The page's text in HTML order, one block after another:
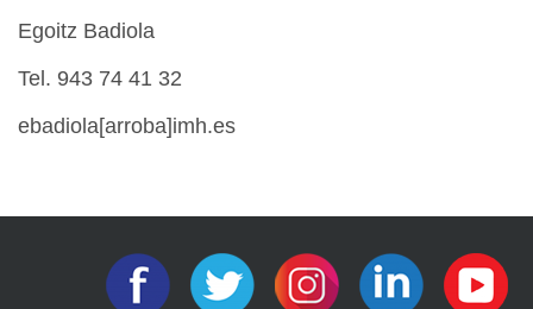
Egoitz Badiola
Tel. 943 74 41 32
ebadiola[arroba]imh.es